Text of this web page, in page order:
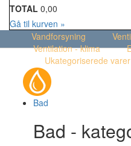
TOTAL 0,00
Gå til kurven »
Vandforsyning
Ventilation - klima
Ukategoriserede varer
Bad
Bad -